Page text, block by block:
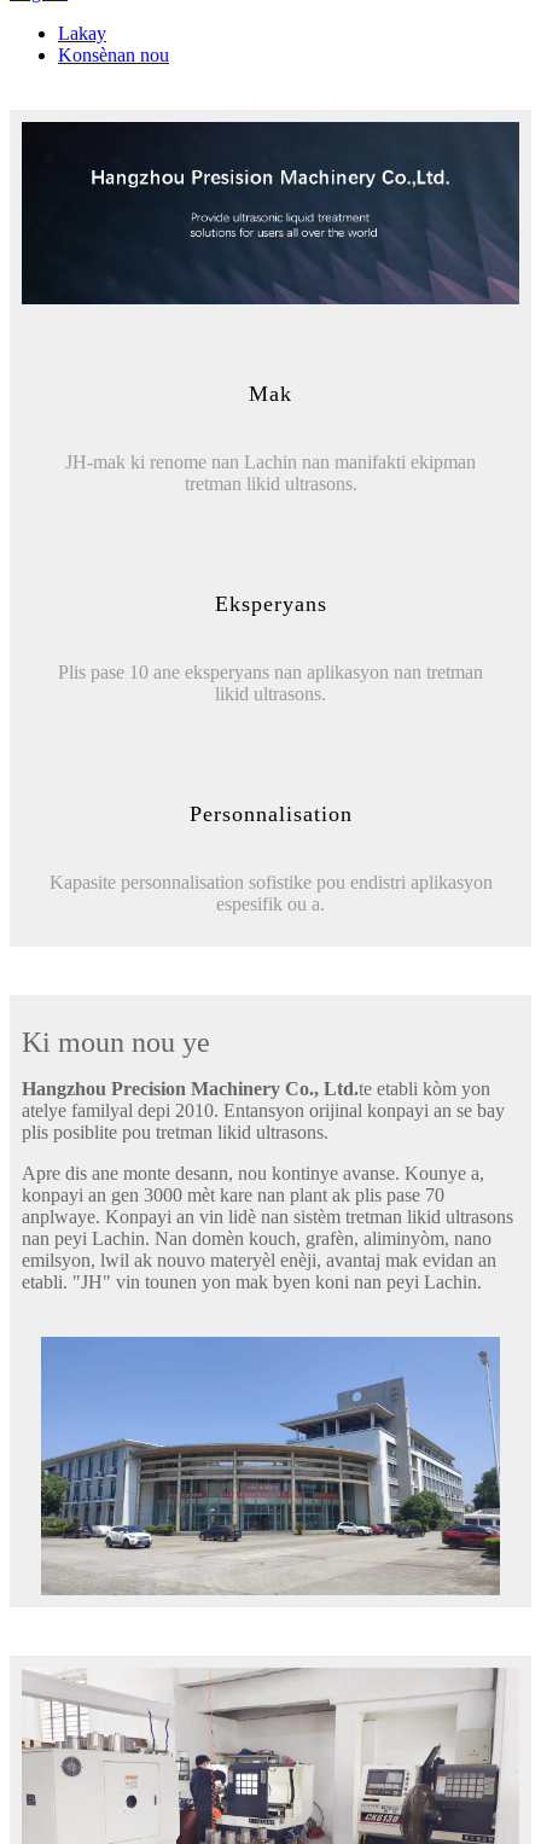
Lakay
Konsènan nou
Mak
JH-mak ki renome nan Lachin nan manifakti ekipman
tretman likid ultrasons.
Eksperyans
Plis pase 10 ane eksperyans nan aplikasyon nan tretman
likid ultrasons.
Personnalisation
Kapasite personnalisation sofistike pou endistri aplikasyon
espesifik ou a.
Ki moun nou ye
Hangzhou Precision Machinery Co., Ltd.te etabli kòm yon
atelye familyal depi 2010. Entansyon orijinal konpayi an se bay
plis posiblite pou tretman likid ultrasons.
Apre dis ane monte desann, nou kontinye avanse. Kounye a,
konpayi an gen 3000 mèt kare nan plant ak plis pase 70
anplwaye. Konpayi an vin lidè nan sistèm tretman likid ultrasons
nan peyi Lachin. Nan domèn kouch, grafèn, aliminyòm, nano
emilsyon, lwil ak nouvo materyèl enèji, avantaj mak evidan an
etabli. "JH" vin tounen yon mak byen koni nan peyi Lachin.